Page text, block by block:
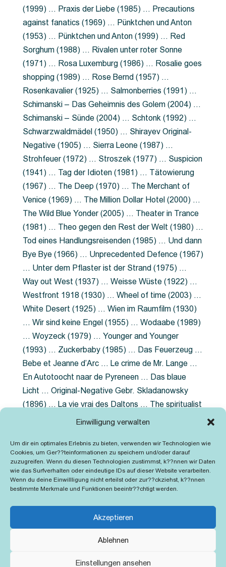
Einwilligung verwalten
Um dir ein optimales Erlebnis zu bieten, verwenden wir Technologien wie
Cookies, um Ger??teinformationen zu speichern und/oder darauf
zuzugreifen. Wenn du diesen Technologien zustimmst, k??nnen wir Daten
wie das Surfverhalten oder eindeutige IDs auf dieser Website verarbeiten.
Wenn du deine Einwillligung nicht erteilst oder zur??ckziehst, k??nnen
bestimmte Merkmale und Funktionen beeintr??chtigt werden.
Akzeptieren
Ablehnen
Einstellungen ansehen
(1999) … Praxis der Liebe (1985) … Precautions
against fanatics (1969) … Pünktchen und Anton
(1953) … Pünktchen und Anton (1999) … Red
Sorghum (1988) … Rivalen unter roter Sonne
(1971) … Rosa Luxemburg (1986) … Rosalie goes
shopping (1989) … Rose Bernd (1957) …
Rosenkavalier (1925) … Salmonberries (1991) …
Schimanski – Das Geheimnis des Golem (2004) …
Schimanski – Sünde (2004) … Schtonk (1992) …
Schwarzwaldmädel (1950) … Shirayev Original-
Negative (1905) … Sierra Leone (1987) …
Strohfeuer (1972) … Stroszek (1977) … Suspicion
(1941) … Tag der Idioten (1981) … Tätowierung
(1967) … The Deep (1970) … The Merchant of
Venice (1969) … The Million Dollar Hotel (2000) …
The Wild Blue Yonder (2005) … Theater in Trance
(1981) … Theo gegen den Rest der Welt (1980) …
Tod eines Handlungsreisenden (1985) … Und dann
Bye Bye (1966) … Unprecedented Defence (1967)
… Unter dem Pflaster ist der Strand (1975) …
Way out West (1937) … Weisse Wüste (1922) …
Westfront 1918 (1930) … Wheel of time (2003) …
White Desert (1925) … Wien im Raumfilm (1930)
… Wir sind keine Engel (1955) … Wodaabe (1989)
… Woyzeck (1979) … Younger and Younger
(1993) … Zuckerbaby (1985) … Das Feuerzeug …
Bebe et Jeanne d’Arc … Le crime de Mr. Lange …
En Autotoocht naar de Pyreneen … Das blaue
Licht … Original-Negative Gebr. Skladanowsky
(1896) … La vie vrai des Daltons … The spiritualist
photographer … Feuer im Fjord … The Song of the
Grubenlampe … Tolstoy … Grün ist die Heide …
Lady Hamilton … Mütter verzaget nicht …
Ruttmann Werbefilme